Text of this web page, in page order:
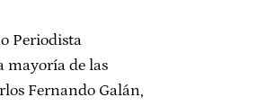
Periodista
mayoría de las
Fernando Galán,